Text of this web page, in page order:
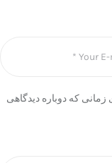
که دوباره دیدگاهی